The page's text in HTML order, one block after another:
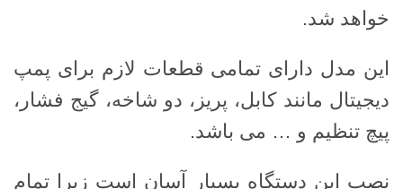
خواهد شد.
این مدل دارای تمامی قطعات لازم برای پمپ
دیجیتال مانند کابل، پریز، دو شاخه، گیج فشار،
پیچ تنظیم و … می باشد.
نصب این دستگاه بسیار آسان است زیرا تمام